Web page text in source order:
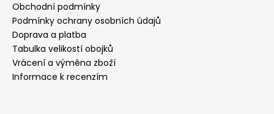
Obchodní podmínky
Podmínky ochrany osobních údajů
Doprava a platba
Tabulka velikostí obojků
Vrácení a výměna zboží
Informace k recenzím